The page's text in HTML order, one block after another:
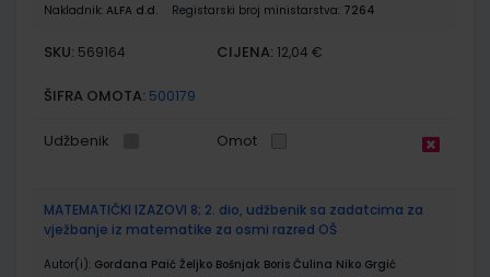
Nakladnik: ALFA d.d. Registarski broj ministarstva: 7264
SKU: 569164 CIJENA: 12,04 €
ŠIFRA OMOTA: 500179
Udžbenik Omot
MATEMATIČKI IZAZOVI 8; 2. dio, udžbenik sa zadatcima za
vježbanje iz matematike za osmi razred OŠ
Autor(i): Gordana Paić Željko Bošnjak Boris Čulina Niko Grgić